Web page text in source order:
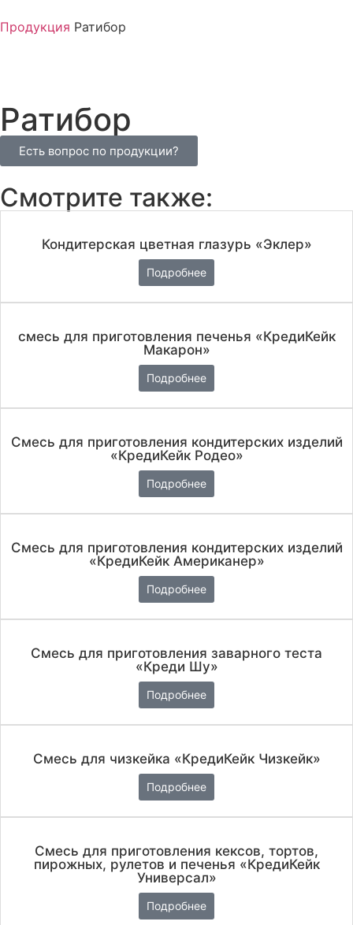
Продукция Ратибор
Ратибор
Есть вопрос по продукции?
Смотрите также:
Кондитерская цветная глазурь «Эклер»
Подробнее
смесь для приготовления печенья «КредиКейк
Макарон»
Подробнее
Смесь для приготовления кондитерских изделий
«КредиКейк Родео»
Подробнее
Смесь для приготовления кондитерских изделий
«КредиКейк Американер»
Подробнее
Смесь для приготовления заварного теста
«Креди Шу»
Подробнее
Смесь для чизкейка «КредиКейк Чизкейк»
Подробнее
Смесь для приготовления кексов, тортов,
пирожных, рулетов и печенья «КредиКейк
Универсал»
Подробнее